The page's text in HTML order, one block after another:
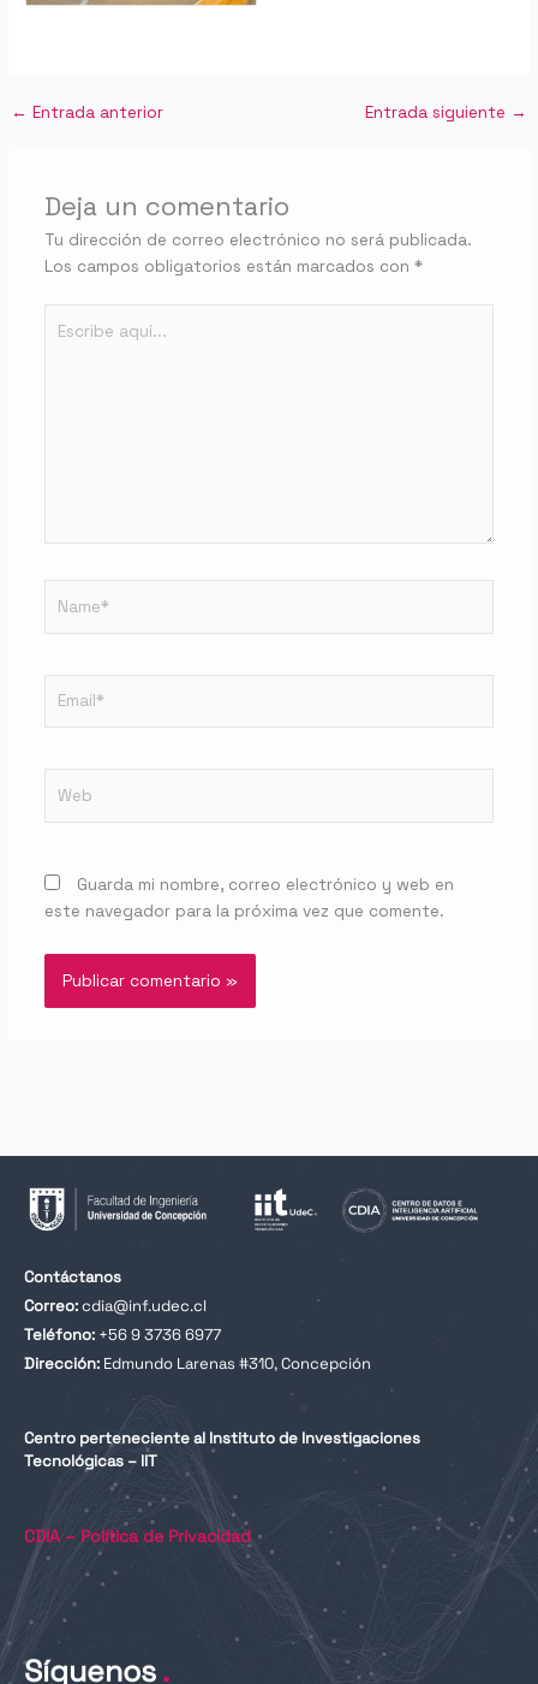
← Entrada anterior Entrada siguiente →
Deja un comentario
Tu dirección de correo electrónico no será publicada.
Los campos obligatorios están marcados con *
aquí...
Guarda mi nombre, correo electrónico y web en
este navegador para la próxima vez que comente.
Contáctanos
Correo:cdia@inf.udec.cl
Teléfono: +56 9 3736 6977
Dirección: Edmundo Larenas #310, Concepción
Centro perteneciente al Instituto de Investigaciones
Tecnológicas – IIT
CDIA – Política de Privacidad
Síguenos.